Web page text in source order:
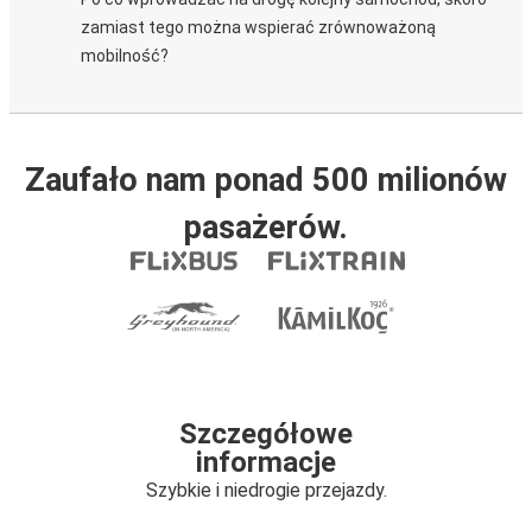
zamiast tego można wspierać zrównoważoną
mobilność?
Zaufało nam ponad 500 milionów
pasażerów.
Szczegółowe
informacje
Szybkie i niedrogie przejazdy.